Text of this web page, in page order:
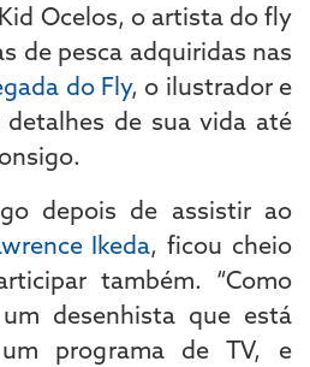
Ocelos, o artista do fly
de pesca adquiridas nas
do Fly, o ilustrador e
detalhes de sua vida até
depois de assistir ao
Ikeda, ficou cheio
também. “Como
desenhista que está
programa de TV, e